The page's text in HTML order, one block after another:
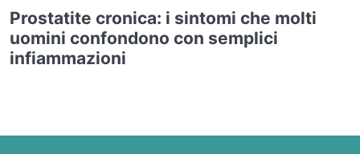
Prostatite cronica: i sintomi che molti
uomini confondono con semplici
infiammazioni